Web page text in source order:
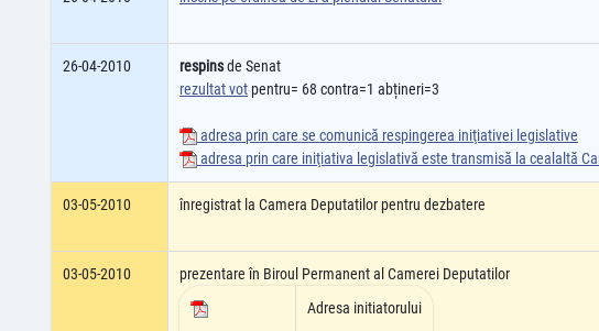
26-04-2010 respinsde Senat
rezultat vot pentru= 68 contra=1 abțineri=3
adresa prin care se comunică respingerea iniţiativei legislative
adresa prin care iniţiativa legislativă este transmisă la cealaltă
03-05-2010 înregistrat la Camera Deputatilor pentru dezbatere
03-05-2010
prezentare în Biroul Permanent al Camerei Deputatilor
Adresa initiatorului